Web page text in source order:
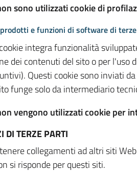
sono utilizzati cookie di
e funzioni di software di
integra funzionalità
dei contenuti del sito o per
Questi cookie sono inviati
funge solo da intermediario
vengono utilizzati cookie per
DI TERZE PARTI
collegamenti ad altri siti
si risponde per questi siti.